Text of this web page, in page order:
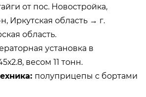
от пос. Новостройка,
Иркутская область → г.
область.
установка в
весом 11 тонн.
полуприцепы с бортами